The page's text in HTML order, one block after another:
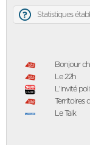
Statistiques
Bonjour
Le 22h
L'invité
Territoires
Le Talk